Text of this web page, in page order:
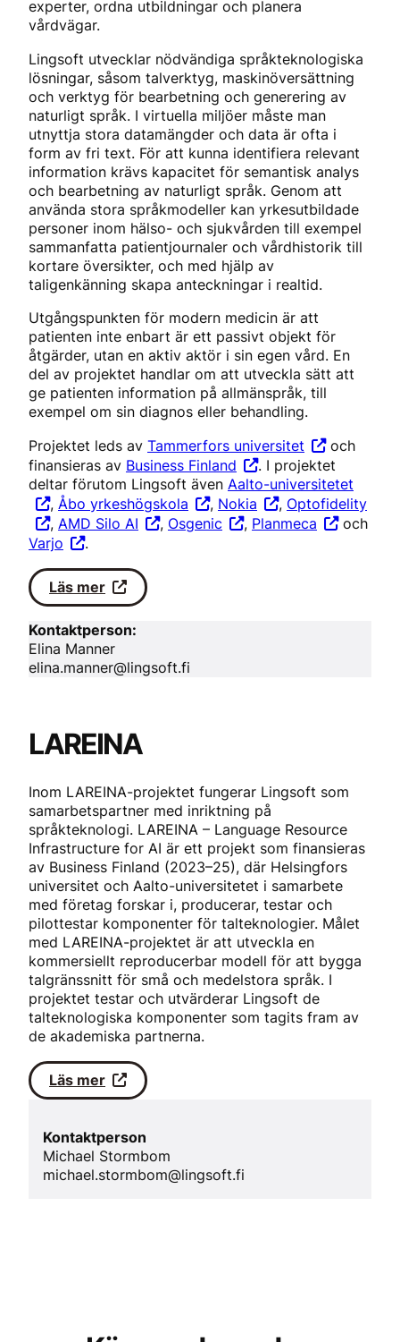
experter, ordna utbildningar och planera
vårdvägar.
Lingsoft utvecklar nödvändiga språkteknologiska
lösningar, såsom talverktyg, maskinöversättning
och verktyg för bearbetning och generering av
naturligt språk. I virtuella miljöer måste man
utnyttja stora datamängder och data är ofta i
form av fri text. För att kunna identifiera relevant
information krävs kapacitet för semantisk analys
och bearbetning av naturligt språk. Genom att
använda stora språkmodeller kan yrkesutbildade
personer inom hälso- och sjukvården till exempel
sammanfatta patientjournaler och vårdhistorik till
kortare översikter, och med hjälp av
taligenkänning skapa anteckningar i realtid.
Utgångspunkten för modern medicin är att
patienten inte enbart är ett passivt objekt för
åtgärder, utan en aktiv aktör i sin egen vård. En
del av projektet handlar om att utveckla sätt att
ge patienten information på allmänspråk, till
exempel om sin diagnos eller behandling.
Projektet leds av Tammerfors universitet
och
finansieras av Business Finland
. I projektet
deltar förutom Lingsoft även Aalto-universitetet
, Åbo yrkeshögskola , Nokia , Optofidelity
, AMD Silo AI , Osgenic , Planmeca
och
Varjo
.
Läs mer
Kontaktperson:
Elina Manner
elina.manner@lingsoft.fi
LAREINA
Inom LAREINA-projektet fungerar Lingsoft som
samarbetspartner med inriktning på
språkteknologi. LAREINA – Language Resource
Infrastructure for AI är ett projekt som finansieras
av Business Finland (2023–25), där Helsingfors
universitet och Aalto-universitetet i samarbete
med företag forskar i, producerar, testar och
pilottestar komponenter för talteknologier. Målet
med LAREINA-projektet är att utveckla en
kommersiellt reproducerbar modell för att bygga
talgränssnitt för små och medelstora språk. I
projektet testar och utvärderar Lingsoft de
talteknologiska komponenter som tagits fram av
de akademiska partnerna.
Läs mer
Kontaktperson
Michael Stormbom
michael.stormbom@lingsoft.fi